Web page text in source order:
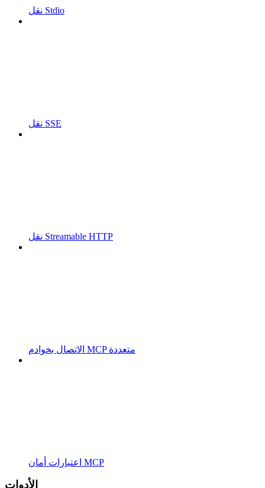
نقل Stdio
نقل SSE
نقل Streamable HTTP
الاتصال بخوادم MCP متعددة
اعتبارات أمان MCP
الأدوات